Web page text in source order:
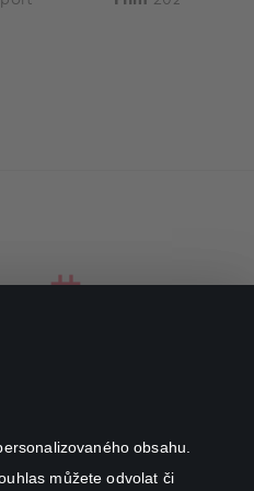
obsahu.
můžete odvolat či